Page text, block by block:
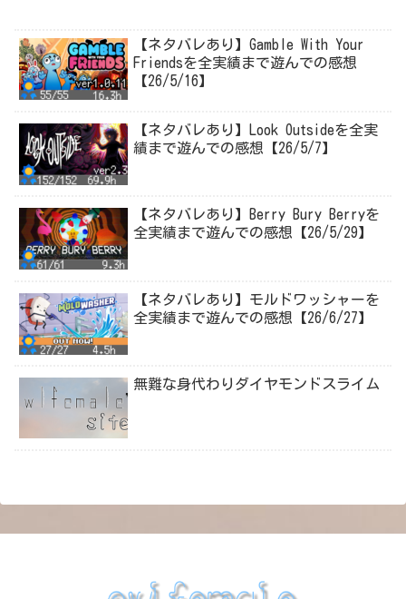
【ネタバレあり】Gamble With Your
Friendsを全実績まで遊んでの感想
【26/5/16】
【ネタバレあり】Look Outsideを全実
績まで遊んでの感想【26/5/7】
【ネタバレあり】Berry Bury Berryを
全実績まで遊んでの感想【26/5/29】
【ネタバレあり】モルドワッシャーを
全実績まで遊んでの感想【26/6/27】
無難な身代わりダイヤモンドスライム